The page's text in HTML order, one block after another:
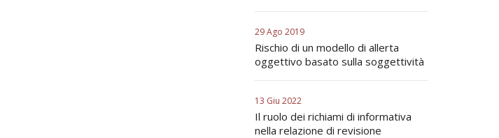
29 Ago 2019
Rischio di un modello di allerta
oggettivo basato sulla soggettività
13 Giu 2022
Il ruolo dei richiami di informativa
nella relazione di revisione